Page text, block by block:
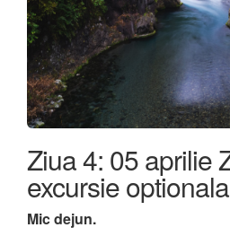
Ziua 4: 05 aprilie
excursie
Mic dejun.